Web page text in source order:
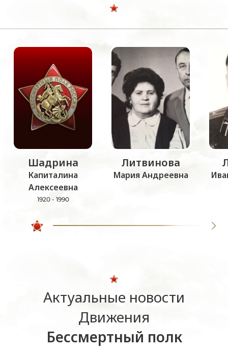
Шадрина
Капиталина
Алексеевна
1920 - 1990
Литвинова
Мария Андреевна
Актуальные новости
Движения
Бессмертный полк